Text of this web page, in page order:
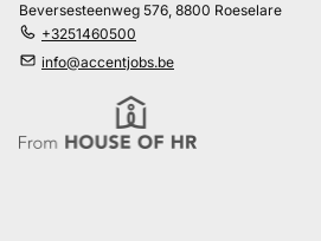
Beversesteenweg 576, 8800 Roeselare
+3251460500
info@accentjobs.be